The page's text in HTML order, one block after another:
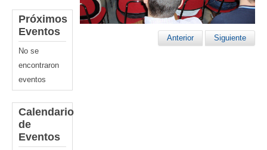
Próximos
Eventos
No se
encontraron
eventos
Calendario
de
Eventos
Anterior Siguiente